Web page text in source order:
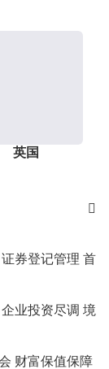
英国

证券登记管理 首
企业投资尽调 境
财富保值保障